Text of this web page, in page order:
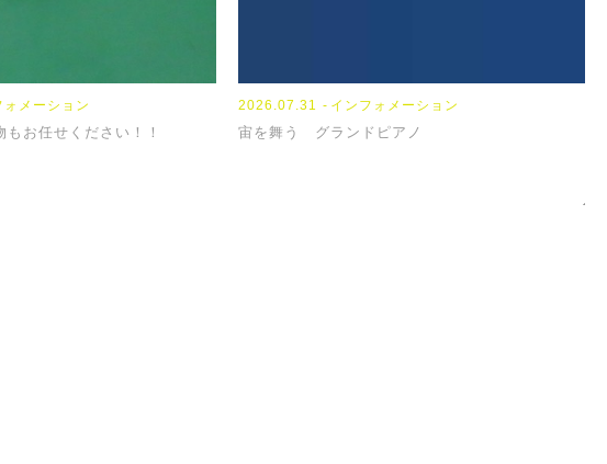
ォメーション
お任せください！！
2026.07.31 インフォメーション
宙を舞う グランドピアノ
2023.08.08 NEWS
『お盆休み』
2024.01.18 TOPICS
【パンフレット】